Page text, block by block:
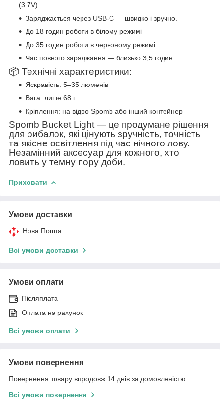
(3.7V)
Заряджається через USB-C — швидко і зручно.
До 18 годин роботи в білому режимі
До 35 годин роботи в червоному режимі
Час повного заряджання — близько 3,5 годин.
📦 Технічні характеристики:
Яскравість: 5–35 люменів
Вага: лише 68 г
Кріплення: на відро Spomb або інший контейнер
Spomb Bucket Light — це продумане рішення
для рибалок, які цінують зручність, точність
та якісне освітлення під час нічного лову.
Незамінний аксесуар для кожного, хто
ловить у темну пору доби.
Приховати
Умови доставки
Нова Пошта
Всі умови доставки
Умови оплати
Післяплата
Оплата на рахунок
Всі умови оплати
Умови повернення
Повернення товару впродовж 14 днів за домовленістю
Всі умови повернення